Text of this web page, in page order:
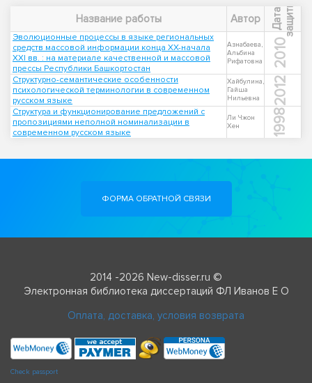
Название работы Автор Д
а
т
а
з
а
щ
и
т ы
Эволюционные процессы в языке региональных
средств массовой информации конца XX-начала
XXI вв. : на материале качественной и массовой
прессы Республики Башкортостан
Азнабаева,
Альбина
Рифатовна
2010
Структурно-семантические особенности
психологической терминологии в современном
русском языке
Хайбулина,
Гайша
Нильевна
2012
Структура и функционирование предложений с
пропозициями неполной номинализации в
современном русском языке
Ли Чжон
Хен
1998
ФОРМА ОБРАТНОЙ СВЯЗИ
2014 -2026 New-disser.ru ©
Электронная библиотека диссертаций ФЛ Иванов Е О
Оплата, доставка, условия возврата
Check passport